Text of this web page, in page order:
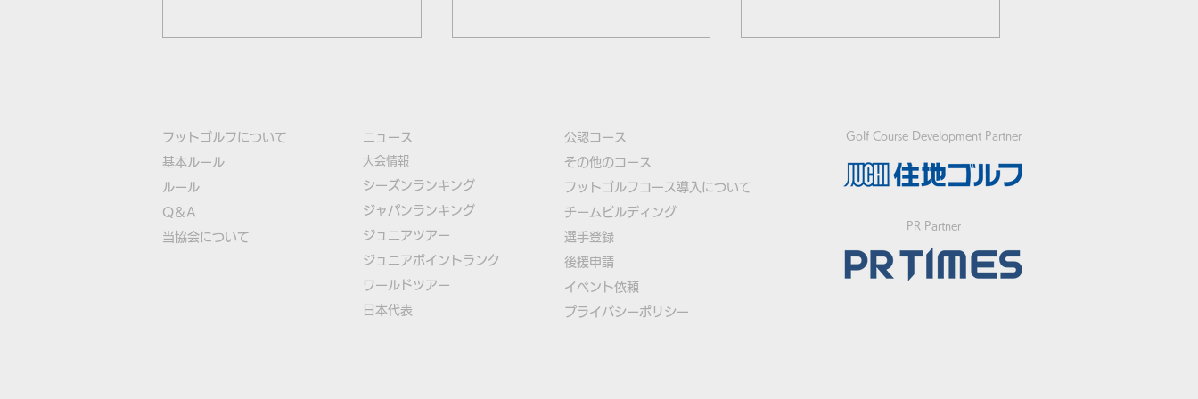
FIFGユースフットゴルフワ
ールドカップ2026日本代表
本物のサッカーボールを使用
したフットゴルフゲームアプ
リ「FOOTGOLF PUTT
CHALLENGE」誕生！
【緊急】FIFGユースフット
ゴルフワールドカップ2026
日本代表決定戦の開催につい
フットゴルフについて
基本ルール
ルール
Q＆A
​当協会について
​ニュース
大会情報
シーズンランキング
ジャパンランキング
ジュニアツアー
ジュニアポイントランク
​ワールドツアー
​​日本代表
公認コース
​その他のコース
​ フットゴルフコース導入について
​チームビルディング
選手登録​
​後援申請
​イベント依頼
プライバシーポリシー
Golf Course Development Partner
PR Partner